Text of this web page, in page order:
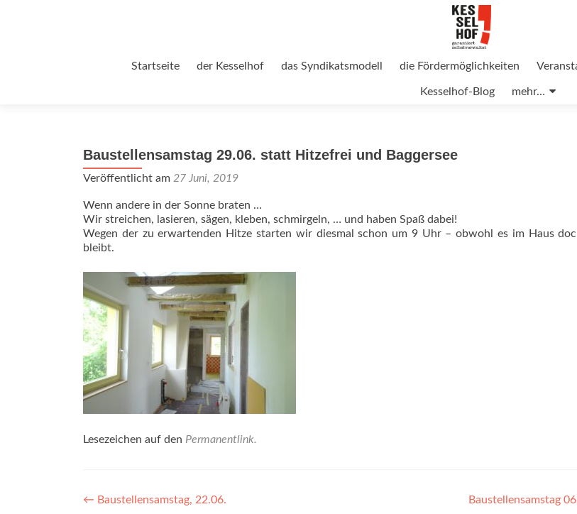
Startseite der Kesselhof das Syndikatsmodell die Fördermöglichkeiten
Kesselhof-Blog mehr…
Baustellensamstag 29.06. statt Hitzefrei und Baggersee
Veröffentlicht am 27 Juni, 2019
Wenn andere in der Sonne braten …
Wir streichen, lasieren, sägen, kleben, schmirgeln, … und haben Spaß dabei!
Wegen der zu erwartenden Hitze starten wir diesmal schon um 9 Uhr – obwohl es im Haus
bleibt.
Lesezeichen auf den Permanentlink.
Beitragsnavigation
← Baustellensamstag, 22.06. Baustellensamstag